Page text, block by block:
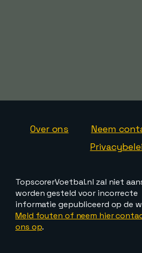
Over ons
Neem
TopscorerVoetbal.nl zal niet
worden gesteld voor incorrecte
informatie gepubliceerd op de
Meld fouten of neem hier
ons op.